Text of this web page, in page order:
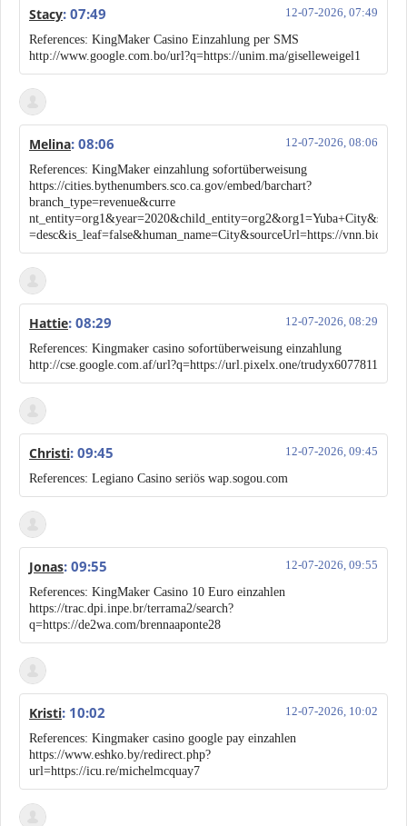
Stacy 12-07-2026, 07:49
: 07:49
References: KingMaker Casino Einzahlung per SMS
http://www.google.com.bo/url?q=https://unim.ma/giselleweigel1
Melina 12-07-2026, 08:06
: 08:06
References: KingMaker einzahlung sofortüberweisung
https://cities.bythenumbers.sco.ca.gov/embed/barchart?
branch_type=revenue&curre
=desc&is_leaf=false&human_name=City&sourceUrl=https://vnn.bio/
Hattie 12-07-2026, 08:29
: 08:29
References: Kingmaker casino sofortüberweisung einzahlung
http://cse.google.com.af/url?q=https://url.pixelx.one/trudyx6077811
Christi 12-07-2026, 09:45
: 09:45
References: Legiano Casino seriös wap.sogou.com
Jonas 12-07-2026, 09:55
: 09:55
References: KingMaker Casino 10 Euro einzahlen
https://trac.dpi.inpe.br/terrama2/search?
q=https://de2wa.com/brennaaponte28
Kristi 12-07-2026, 10:02
: 10:02
References: Kingmaker casino google pay einzahlen
https://www.eshko.by/redirect.php?
url=https://icu.re/michelmcquay7